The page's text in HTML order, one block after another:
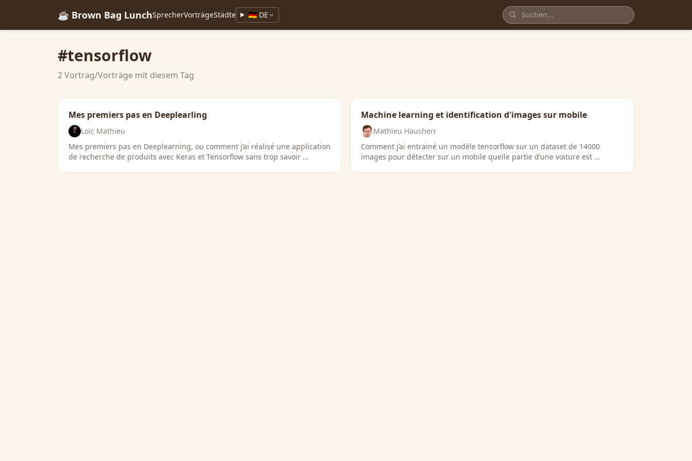
☕ Brown Bag LunchSprecherVorträgeStädte 🇩🇪 DE
#tensorflow
2 Vortrag/Vorträge mit diesem Tag
Mes premiers pas en Deeplearling
Loïc Mathieu
Mes premiers pas en Deeplearning, ou comment j’ai réalisé une application
de recherche de produits avec Keras et Tensorflow sans trop savoir …
Machine learning et identification d'images sur mobile
Mathieu Hausherr
Comment j’ai entrainé un modèle tensorflow sur un dataset de 14000
images pour détecter sur un mobile quelle partie d’une voiture est …